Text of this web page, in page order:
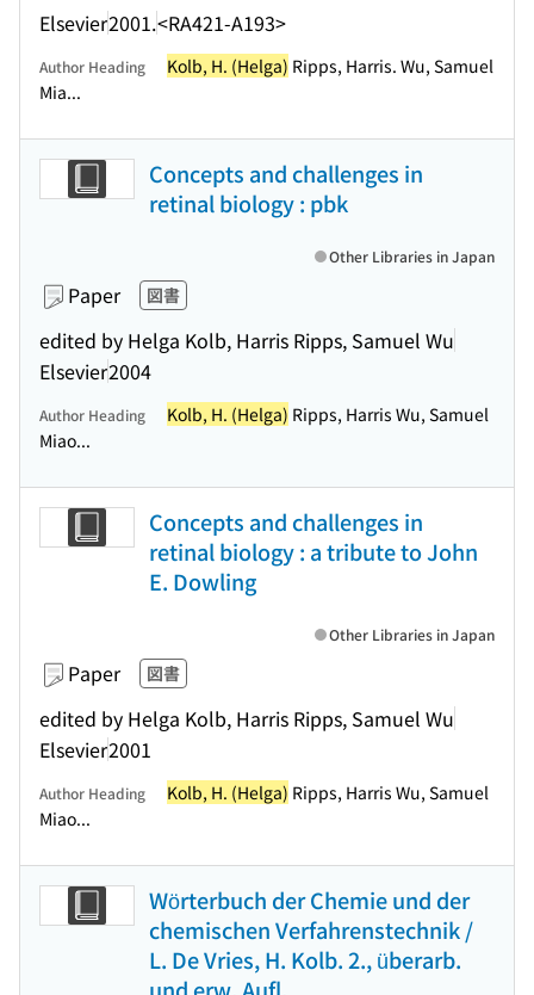
Elsevier2001.<RA421-A193>
Author Heading Kolb, H. (Helga) Ripps, Harris. Wu, Samuel
Mia...
Concepts and challenges in
retinal biology : pbk
Paper 図書
edited by Helga Kolb, Harris Ripps, Samuel Wu
Elsevier2004
Other Libraries in Japan
Author Heading Kolb, H. (Helga) Ripps, Harris Wu, Samuel
Miao...
Concepts and challenges in
retinal biology : a tribute to John
E. Dowling
Paper 図書
edited by Helga Kolb, Harris Ripps, Samuel Wu
Elsevier2001
Other Libraries in Japan
Author Heading Kolb, H. (Helga) Ripps, Harris Wu, Samuel
Miao...
Wörterbuch der Chemie und der
chemischen Verfahrenstechnik /
L. De Vries, H. Kolb. 2., überarb.